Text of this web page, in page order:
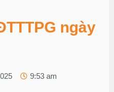
ngày
9:53 am